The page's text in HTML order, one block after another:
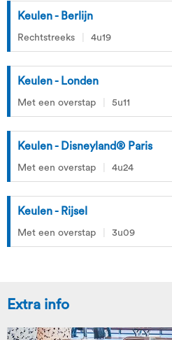
Keulen - Berlijn
Rechtstreeks 4u19
Keulen - Londen
Met een overstap 5u11
Keulen - Disneyland® Paris
Met een overstap 4u24
Keulen - Rijsel
Met een overstap 3u09
Extra info